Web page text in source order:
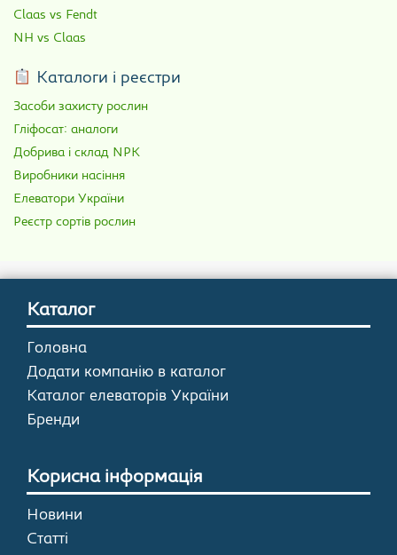
Claas vs Fendt
NH vs Claas
Каталоги і реєстри
Засоби захисту рослин
Гліфосат: аналоги
Добрива і склад NPK
Виробники насіння
Елеватори України
Реєстр сортів рослин
Каталог
Головна
Додати компанію в каталог
Каталог елеваторів України
Бренди
Корисна інформація
Новини
Статті